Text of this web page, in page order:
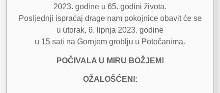
2023. godine u 65. godini života.
Posljednji ispraćaj drage nam pokojnice obavit će se
u utorak, 6. lipnja 2023. godine
u 15 sati na Gornjem groblju u Potočanima.
POČIVALA U MIRU BOŽJEM!
OŽALOŠĆENI: